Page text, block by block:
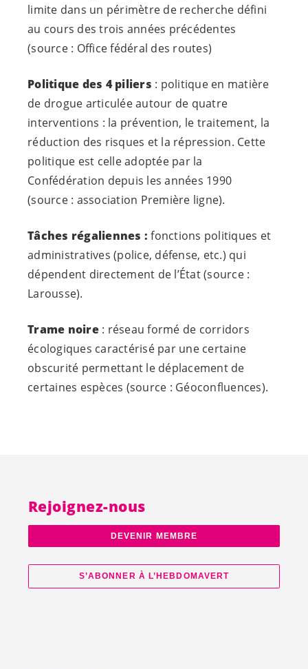
limite dans un périmètre de recherche défini
au cours des trois années précédentes
(source : Office fédéral des routes)
Politique des 4 piliers : politique en matière
de drogue articulée autour de quatre
interventions : la prévention, le traitement, la
réduction des risques et la répression. Cette
politique est celle adoptée par la
Confédération depuis les années 1990
(source : association Première ligne).
Tâches régaliennes :fonctions politiques et
administratives (police, défense, etc.) qui
dépendent directement de l’État (source :
Larousse).
Trame noire : réseau formé de corridors
écologiques caractérisé par une certaine
obscurité permettant le déplacement de
certaines espèces (source : Géoconfluences).
Rejoignez-nous
DEVENIR MEMBRE
S’ABONNER À L’HEBDOMAVERT